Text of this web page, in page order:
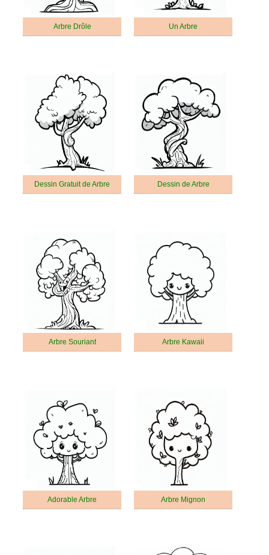
Arbre Drôle Un Arbre
Dessin Gratuit de Arbre Dessin de Arbre
Arbre Souriant Arbre Kawaii
Adorable Arbre Arbre Mignon